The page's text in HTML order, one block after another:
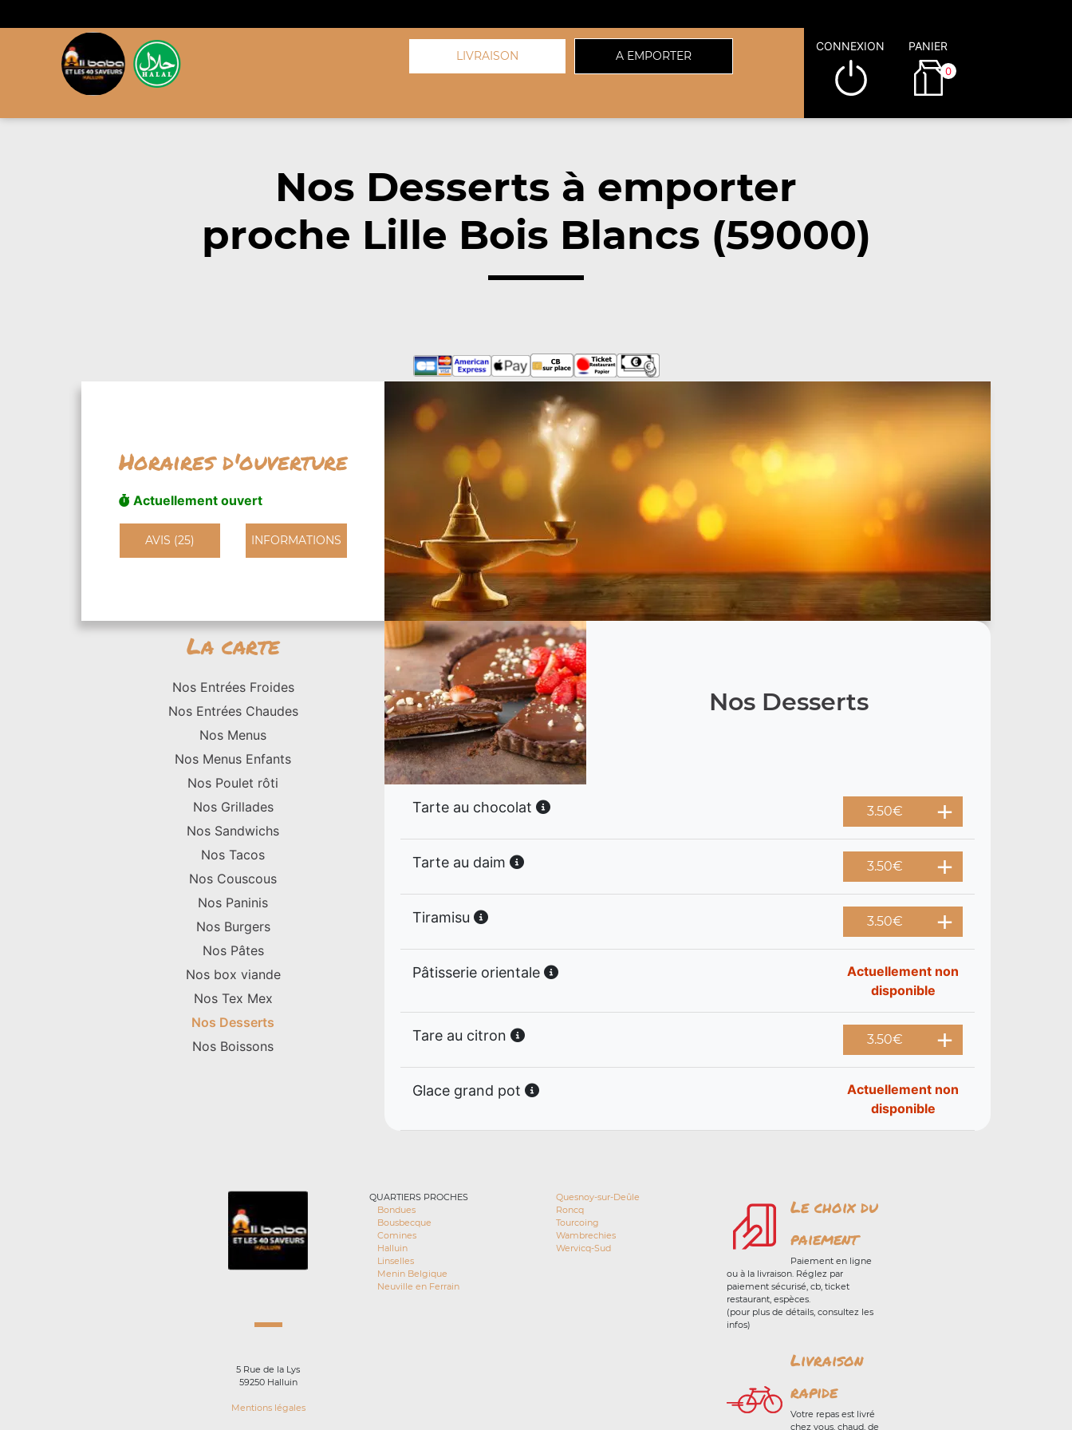
LIVRAISON A EMPORTER
CONNEXION PANIER
0
Nos Desserts à emporter
proche Lille Bois Blancs (59000)
Horaires d'ouverture
Actuellement ouvert
AVIS (25) INFORMATIONS
La carte
Nos Entrées Froides
Nos Entrées Chaudes
Nos Menus
Nos Menus Enfants
Nos Poulet rôti
Nos Grillades
Nos Sandwichs
Nos Tacos
Nos Couscous
Nos Paninis
Nos Burgers
Nos Pâtes
Nos box viande
Nos Tex Mex
Nos Desserts
Nos Boissons
Nos Desserts
Tarte au chocolat 3.50€
Tarte au daim 3.50€
Tiramisu 3.50€
Pâtisserie orientale
Actuellement non
disponible
Tare au citron 3.50€
Glace grand pot
Actuellement non
disponible
5 Rue de la Lys
59250 Halluin
Mentions légales
QUARTIERS PROCHES
Bondues
Bousbecque
Comines
Halluin
Linselles
Menin Belgique
Neuville en Ferrain
Quesnoy-sur-Deûle
Roncq
Tourcoing
Wambrechies
Wervicq-Sud
Le choix du
paiement
Paiement en ligne
ou à la livraison. Réglez par
paiement sécurisé, cb, ticket
restaurant, espèces.
(pour plus de détails, consultez les
infos)
Livraison
rapide
Votre repas est livré
chez vous, chaud, de